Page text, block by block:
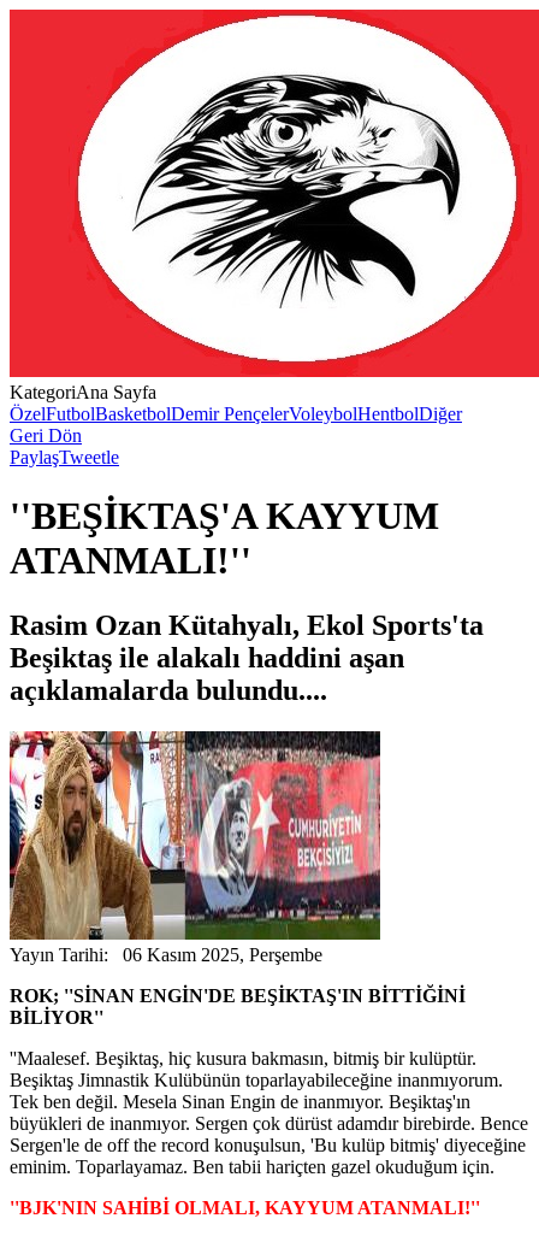
KategoriAna Sayfa
ÖzelFutbolBasketbolDemir PençelerVoleybolHentbolDiğer
Geri Dön
PaylaşTweetle
''BEŞİKTAŞ'A KAYYUM
ATANMALI!''
Rasim Ozan Kütahyalı, Ekol Sports'ta
Beşiktaş ile alakalı haddini aşan
açıklamalarda bulundu....
Yayın Tarihi: 06 Kasım 2025, Perşembe
ROK; ''SİNAN ENGİN'DE BEŞİKTAŞ'IN BİTTİĞİNİ
BİLİYOR''
''Maalesef. Beşiktaş, hiç kusura bakmasın, bitmiş bir kulüptür.
Beşiktaş Jimnastik Kulübünün toparlayabileceğine inanmıyorum.
Tek ben değil. Mesela Sinan Engin de inanmıyor. Beşiktaş'ın
büyükleri de inanmıyor. Sergen çok dürüst adamdır birebirde. Bence
Sergen'le de off the record konuşulsun, 'Bu kulüp bitmiş' diyeceğine
eminim. Toparlayamaz. Ben tabii hariçten gazel okuduğum için.
''BJK'NIN SAHİBİ OLMALI, KAYYUM ATANMALI!''